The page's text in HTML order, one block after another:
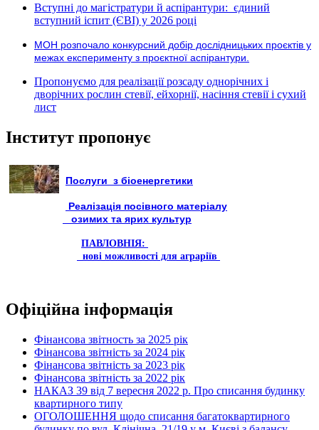
Вступні до магістратури й аспірантури: єдиний
вступний іспит (ЄВІ) у 2026 році
МОН розпочало конкурсний добір дослідницьких проєктів у
межах експерименту з проєктної аспірантури.
Пропонуємо для реалізації розсаду однорічних і
дворічних рослин стевії, ейхорнії, насіння стевії і сухий
лист
Інститут пропонує
Послуги з біоенергетики
Реалізація посівного матеріалу
озимих та ярих культур
ПАВЛОВНІЯ:
нові можливості для аграріїв
Офіційна інформація
Фінансова звітность за 2025 рік
Фінансова звітність за 2024 рік
Фінансова звітність за 2023 рік
Фінансова звітність за 2022 рік
НАКАЗ 39 від 7 вересня 2022 р. Про списання будинку
квартирного типу
ОГОЛОШЕННЯ щодо списання багатоквартирного